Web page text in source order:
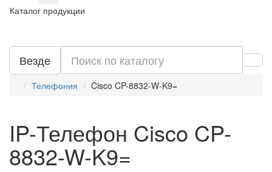
Каталог продукции
Везде
Телефония Cisco CP-8832-W-K9=
IP-Телефон Cisco CP-
8832-W-K9=